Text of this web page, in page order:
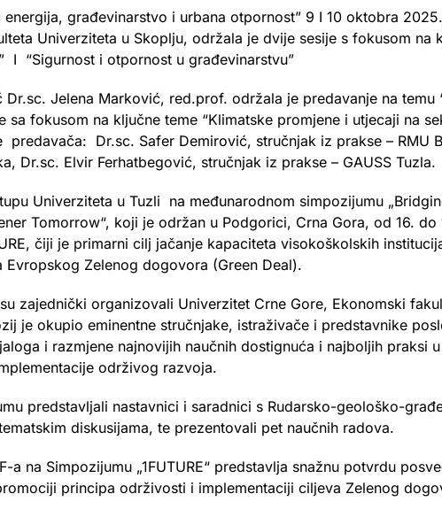
energija, građevinarstvo i urbana otpornost” 9 I 10 oktobra
Univerziteta u Skoplju, održala je dvije sesije s fokusom na
I “Sigurnost i otpornost u građevinarstvu”
Dr.sc. Jelena Marković, red.prof. održala je predavanje na temu
sa fokusom na ključne teme “Klimatske promjene i utjecaji na
Dr.sc. Safer Demirović, stručnjak iz prakse – RMU
Dr.sc. Elvir Ferhatbegović, stručnjak iz prakse – GAUSS Tuzla.
Univerziteta u Tuzli na međunarodnom simpozijumu
Tomorrow“, koji je održan u Podgorici, Crna Gora, od 16.
čiji je primarni cilj jačanje kapaciteta visokoškolskih
Zelenog dogovora (Green Deal).
zajednički organizovali Univerzitet Crne Gore, Ekonomski
je okupio eminentne stručnjake, istraživače i predstavnike
i razmjene najnovijih naučnih dostignuća i najboljih praksi
održivog razvoja.
predstavljali nastavnici i saradnici s Rudarsko-geološko-
diskusijama, te prezentovali pet naučnih radova.
a na Simpozijumu „1FUTURE“ predstavlja snažnu potvrdu
principa održivosti i implementaciji ciljeva Zelenog